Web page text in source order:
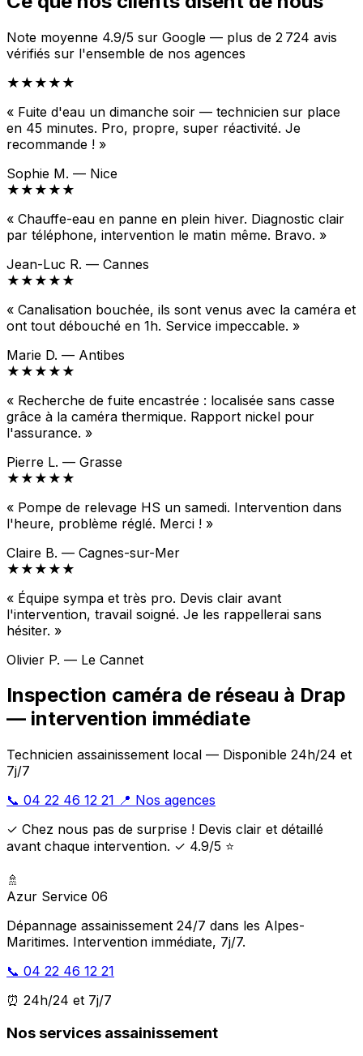
Note moyenne 4.9/5 sur Google — plus de 2 724 avis
vérifiés sur l'ensemble de nos agences
★★★★★
« Fuite d'eau un dimanche soir — technicien sur place
en 45 minutes. Pro, propre, super réactivité. Je
recommande ! »
Sophie M. — Nice
★★★★★
« Chauffe-eau en panne en plein hiver. Diagnostic clair
par téléphone, intervention le matin même. Bravo. »
Jean-Luc R. — Cannes
★★★★★
« Canalisation bouchée, ils sont venus avec la caméra et
ont tout débouché en 1h. Service impeccable. »
Marie D. — Antibes
★★★★★
« Recherche de fuite encastrée : localisée sans casse
grâce à la caméra thermique. Rapport nickel pour
l'assurance. »
Pierre L. — Grasse
★★★★★
« Pompe de relevage HS un samedi. Intervention dans
l'heure, problème réglé. Merci ! »
Claire B. — Cagnes-sur-Mer
★★★★★
« Équipe sympa et très pro. Devis clair avant
l'intervention, travail soigné. Je les rappellerai sans
hésiter. »
Olivier P. — Le Cannet
Inspection caméra de réseau à Drap
— intervention immédiate
Technicien assainissement local — Disponible 24h/24 et
7j/7
📞 04 22 46 12 21 📍 Nos agences
✓ Chez nous pas de surprise ! Devis clair et détaillé
avant chaque intervention. ✓ 4.9/5 ⭐
🚿
Azur Service 06
Dépannage assainissement 24/7 dans les Alpes-
Maritimes. Intervention immédiate, 7j/7.
📞 04 22 46 12 21
⏰ 24h/24 et 7j/7
Nos services assainissement